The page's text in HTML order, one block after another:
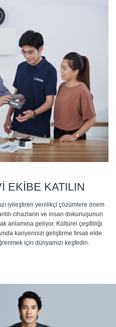
EKIBE KATILIN
iyileştiren yenilikçi çözümlere önem
cihazların ve insan dokunuşunun
anlamına geliyor. Kültürel çeşitliliği
kariyerinizi geliştirme fırsatı elde
için dünyamızı keşfedin.